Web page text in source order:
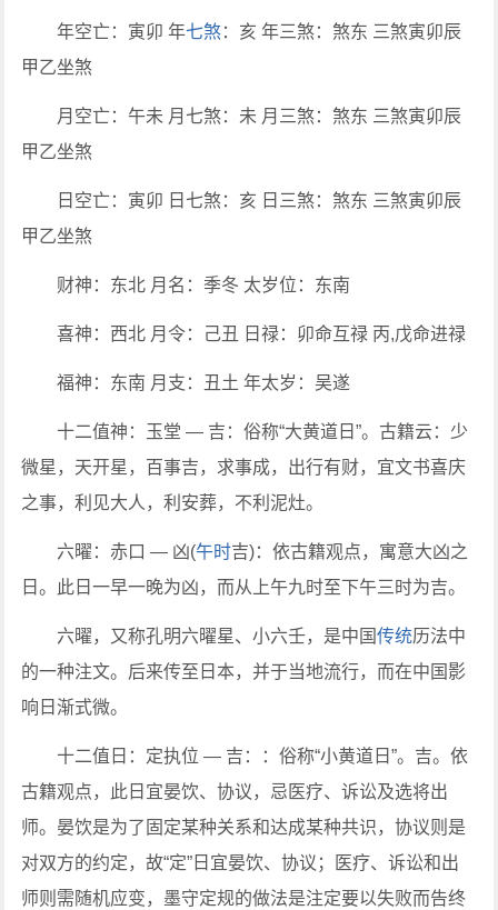
年空亡：寅卯 年七煞：亥 年三煞：煞东 三煞寅卯辰
甲乙坐煞
月空亡：午未 月七煞：未 月三煞：煞东 三煞寅卯辰
甲乙坐煞
日空亡：寅卯 日七煞：亥 日三煞：煞东 三煞寅卯辰
甲乙坐煞
财神：东北 月名：季冬 太岁位：东南
喜神：西北 月令：己丑 日禄：卯命互禄 丙,戊命进禄
福神：东南 月支：丑土 年太岁：吴遂
十二值神：玉堂 — 吉：俗称“大黄道日”。古籍云：少
微星，天开星，百事吉，求事成，出行有财，宜文书喜庆
之事，利见大人，利安葬，不利泥灶。
六曜：赤口 — 凶(午时吉)：依古籍观点，寓意大凶之
日。此日一早一晚为凶，而从上午九时至下午三时为吉。
六曜，又称孔明六曜星、小六壬，是中国传统历法中
的一种注文。后来传至日本，并于当地流行，而在中国影
响日渐式微。
十二值日：定执位 — 吉：：俗称“小黄道日”。吉。依
古籍观点，此日宜晏饮、协议，忌医疗、诉讼及选将出
师。晏饮是为了固定某种关系和达成某种共识，协议则是
对双方的约定，故“定”日宜晏饮、协议；医疗、诉讼和出
师则需随机应变，墨守定规的做法是注定要以失败而告终